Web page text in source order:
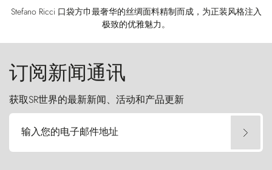
Stefano Ricci 口袋方巾最奢华的丝绸面料精制而成，为正装风格注入
极致的优雅魅力。
订阅新闻通讯
获取SR世界的最新新闻、活动和产品更新
输入您的电子邮件地址